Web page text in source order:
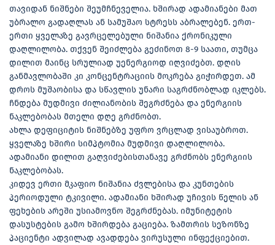
თავიდან ნიშნები შეუმჩნეველია. ხშირად ადამიანები მათ
უბრალო გადაღლას ან სამუშაო სტრესს აბრალებენ. ერთ-
ერთი ყველაზე გავრცელებული ნიშანია ქრონიკული
დაღლილობა. თქვენ შეიძლება გეძინოთ 8-9 საათი, თუმცა
დილით მაინც სრულიად უენერგიოდ იღვიძებთ. დღის
განმავლობაში კი კონცენტრაციის მოკრება გიჭირდეთ. ამ
დროს მუშაობისა და სწავლის უნარი საგრძნობლად იკლებს.
ჩნდება მუდმივი ძილიანობის შეგრძნება და ენერგიის
ნაკლებობას მთელი დღე გრძნობთ.
ახლა დეფიციტის ნიშნებზე უფრო ვრცლად ვისაუბროთ.
ყველაზე ხშირი სიმპტომია მუდმივი დაღლილობა.
ადამიანი დილით გაღვიძებისთანავე გრძნობს ენერგიის
ნაკლებობას.
კიდევ ერთი მკაფიო ნიშანია ძვლებისა და კუნთების
პერიოდული ტკივილი. ადამიანი ხშირად უჩივის წელის ან
ფეხების არეში უსიამოვნო შეგრძნებას. იმუნიტეტის
დასუსტების გამო ხშირდება გაციება. ზამთრის სეზონზე
პაციენტი ადვილად ავადდება ვირუსული ინფექციებით.